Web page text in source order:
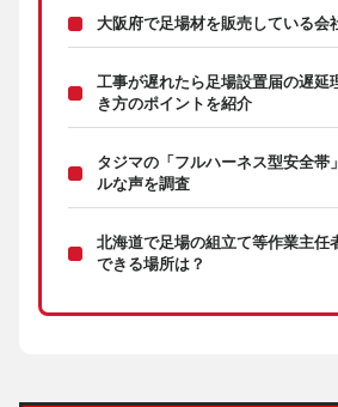
大阪府で足場材を販売している会
工事が遅れたら足場設置届の遅延
き方のポイントを紹介
タジマの「フルハーネス型安全帯
ルな声を調査
北海道で足場の組立て等作業主任
できる場所は？